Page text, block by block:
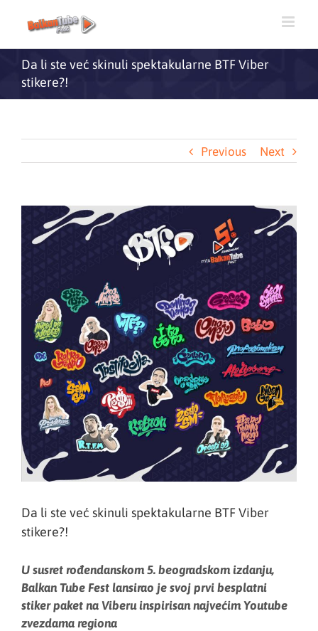
Da li ste već skinuli spektakularne BTF Viber
stikere?!
Previous Next
Larger
Image
Da li ste već skinuli spektakularne BTF Viber
stikere?!
U susret rođendanskom 5. beogradskom izdanju,
Balkan Tube Fest lansirao je svoj prvi besplatni
stiker paket na Viberu inspirisan najvećim Youtube
zvezdama regiona